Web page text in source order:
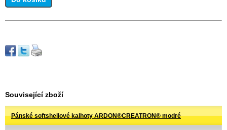
Související zboží
Pánské softshellové kalhoty ARDON®CREATRON® modré